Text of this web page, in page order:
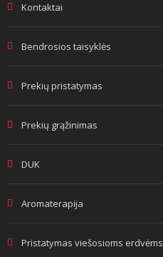
Kontaktai
Bendrosios taisyklės
Prekių pristatymas
Prekių grąžinimas
DUK
Aromaterapija
Pristatymas viešosioms erdvėms